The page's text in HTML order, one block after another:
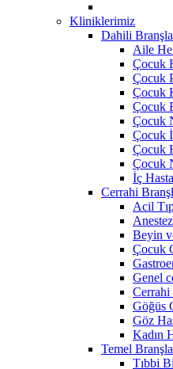
Kliniklerimiz
Dahili
Aile
Çocuk
Çocuk
Çocuk
Çocuk
Çocuk
Çocuk
Çocuk
Çocuk
İç
Cerrahi
Acil
Beyin
Çocuk
Genel
Göğüs
Göz
Kadın
Temel
Tıbbi